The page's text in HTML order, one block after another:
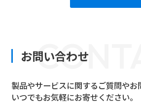
お問い合わせ
製品やサービスに関するご質問やお
いつでもお気軽にお寄せください。